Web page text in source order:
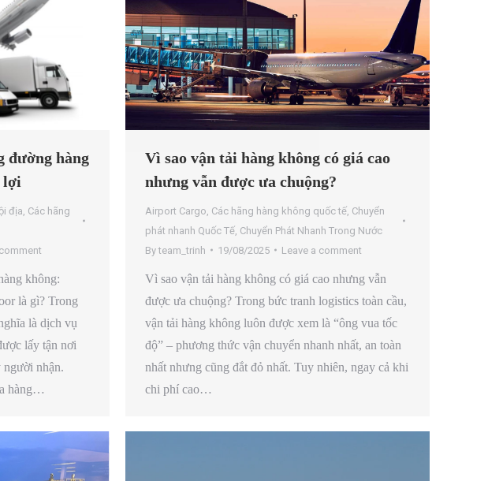
đường hàng
lợi
địa Các hãng
không:
là gì? Trong
là dịch vụ
lấy tận nơi
nhận.
hàng…
Vì sao vận tải hàng không có giá cao
nhưng vẫn được ưa chuộng?
Airport Cargo Các hãng hàng không quốc tế Chuyển
phát nhanh Quốc Tế Chuyển Phát Nhanh Trong Nước
Byteam_trinh 19/08/2025 Leave a comment
Vì sao vận tải hàng không có giá cao nhưng vẫn
được ưa chuộng? Trong bức tranh logistics toàn cầu,
vận tải hàng không luôn được xem là “ông vua tốc
độ” – phương thức vận chuyển nhanh nhất, an toàn
nhất nhưng cũng đắt đỏ nhất. Tuy nhiên, ngay cả khi
chi phí cao…